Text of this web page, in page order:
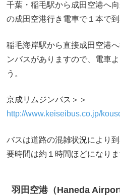
千葉・稲毛駅から成田空港へ
の成田空港行き電車で１本で
稲毛海岸駅から直接成田空港
ンバスがありますので、電車
う。
京成リムジンバス＞＞
http://www.keiseibus.co.jp/
バスは道路の混雑状況により
要時間は約１時間ほどになりま
羽田空港（Haneda Airport